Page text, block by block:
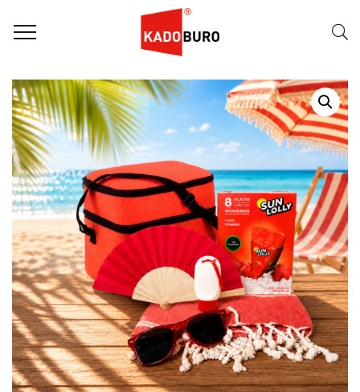
Home
Zomerpakketten
ZOMERPAKKET: SUMMER FEVER